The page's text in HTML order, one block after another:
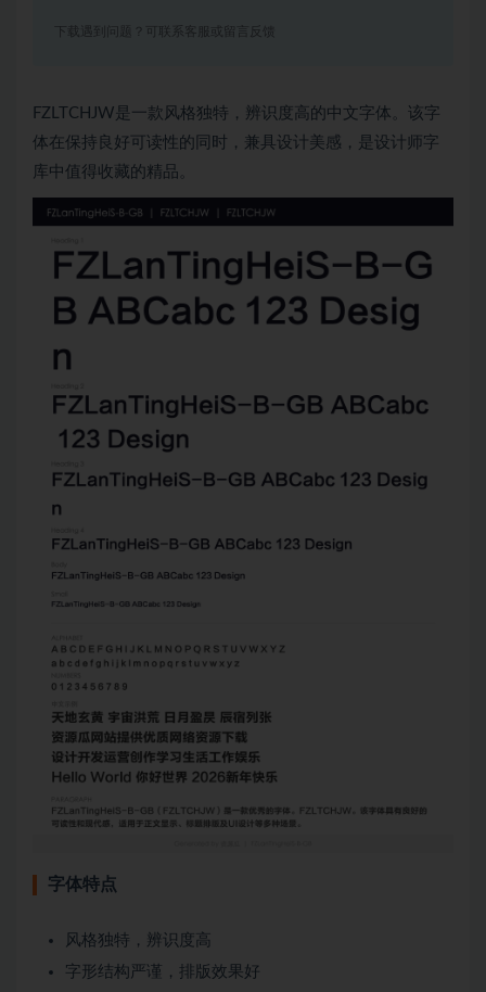
下载遇到问题？可联系客服或留言反馈
FZLTCHJW是一款风格独特，辨识度高的中文字体。该字
体在保持良好可读性的同时，兼具设计美感，是设计师字
库中值得收藏的精品。
字体特点
风格独特，辨识度高
字形结构严谨，排版效果好